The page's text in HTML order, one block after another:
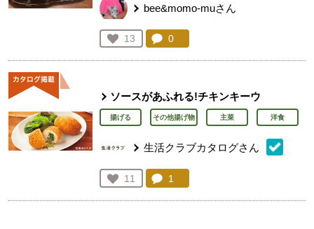
bee&momo-muさん
お気に入り登録：
13
人が登録
コメント：
0
ソースがあふれる!チキンキーウ
揚げる その他揚げ物 主菜 洋食
生活クラブカタログさん
お気に入り登録：
11
人が登録
コメント：
1